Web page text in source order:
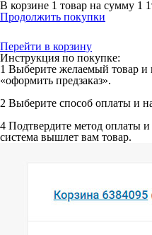
В корзине 1 товар на сумму 1
Продолжить покупки
Перейти в корзину
Инструкция по покупке:
1 Выберите желаемый товар и
«оформить предзаказ».
2 Выберите способ оплаты и
4 Подтвердите метод оплаты
система вышлет вам товар.